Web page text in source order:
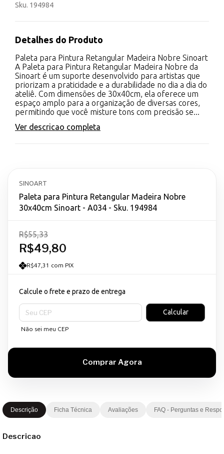
Sku. 194984
Detalhes do Produto
Paleta para Pintura Retangular Madeira Nobre Sinoart
A Paleta para Pintura Retangular Madeira Nobre da
Sinoart é um suporte desenvolvido para artistas que
priorizam a praticidade e a durabilidade no dia a dia do
ateliê. Com dimensões de 30x40cm, ela oferece um
espaço amplo para a organização de diversas cores,
permitindo que você misture tons com precisão se...
Ver descricao completa
SINOART
Paleta para Pintura Retangular Madeira Nobre
30x40cm Sinoart - A034 - Sku. 194984
R$49,80
R$55,33
R$47,31 com PIX
Calcule o frete e prazo de entrega
Entregas para o CEP:
Calcular
Não sei meu CEP
Descrição Ficha Técnica Avaliações FAQ - Perguntas e
Descricao